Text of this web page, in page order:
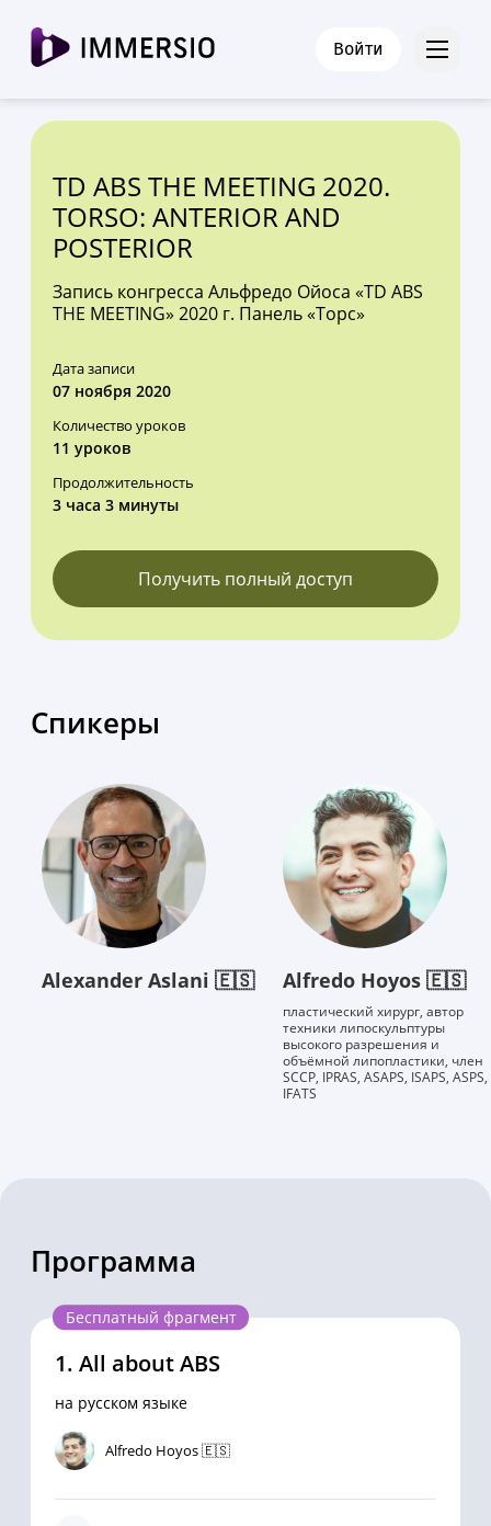
Войти
TD ABS THE MEETING 2020.
TORSO: ANTERIOR AND
POSTERIOR
Запись конгресса Альфредо Ойоса «TD ABS
THE MEETING» 2020 г. Панель «Торс»
Дата записи
07 ноября 2020
Количество уроков
11 уроков
Продолжительность
3 часа 3 минуты
Получить полный доступ
Спикеры
Alexander Aslani 🇪🇸 Alfredo Hoyos 🇪🇸
пластический хирург, автор
техники липоскульптуры
высокого разрешения и
объёмной липопластики, член
SCCP, IPRAS, ASAPS, ISAPS, ASPS,
IFATS
Программа
Бесплатный фрагмент
1. All about ABS
на русском языке
Alfredo Hoyos 🇪🇸